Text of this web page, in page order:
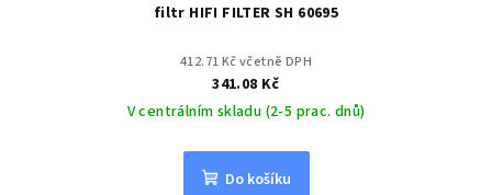
filtr HIFI FILTER SH 60695
412.71 Kč včetně DPH
341.08 Kč
V centrálním skladu (2-5 prac. dnů)
Do košíku